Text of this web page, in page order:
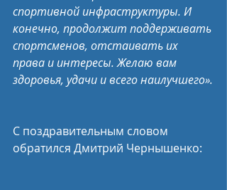
спортивной инфраструктуры. И
конечно, продолжит поддерживать
спортсменов, отстаивать их
права и интересы. Желаю вам
здоровья, удачи и всего наилучшего».
С поздравительным словом
обратился Дмитрий Чернышенко: